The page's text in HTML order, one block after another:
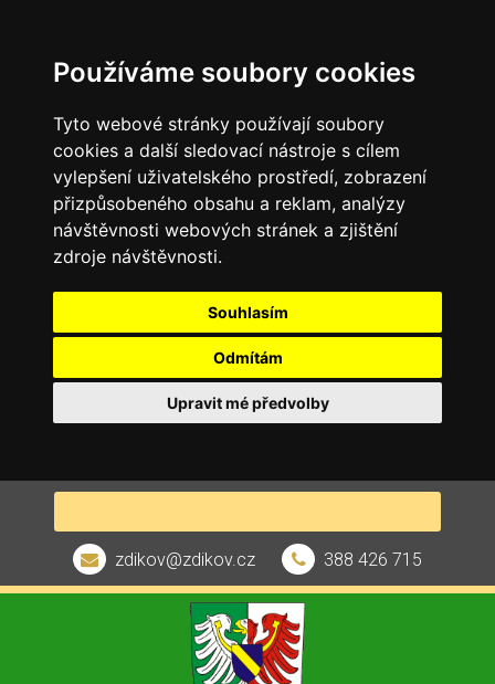
Používáme soubory cookies
Tyto webové stránky používají soubory
cookies a další sledovací nástroje s cílem
vylepšení uživatelského prostředí, zobrazení
přizpůsobeného obsahu a reklam, analýzy
návštěvnosti webových stránek a zjištění
zdroje návštěvnosti.
Souhlasím
Odmítám
Upravit mé předvolby
zdikov@zdikov.cz 388 426 715